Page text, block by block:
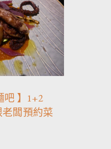
吧 】1+2
闆預約菜